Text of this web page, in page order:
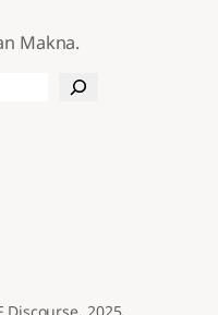
Makna.